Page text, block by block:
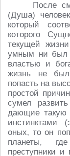
После
(Душа)
который
которого
текущей
умным ни был
властью и
жизнь не
попасть на
простой
сумел
дающие такую
инстинктами
оных, то он
планеты,
преступники